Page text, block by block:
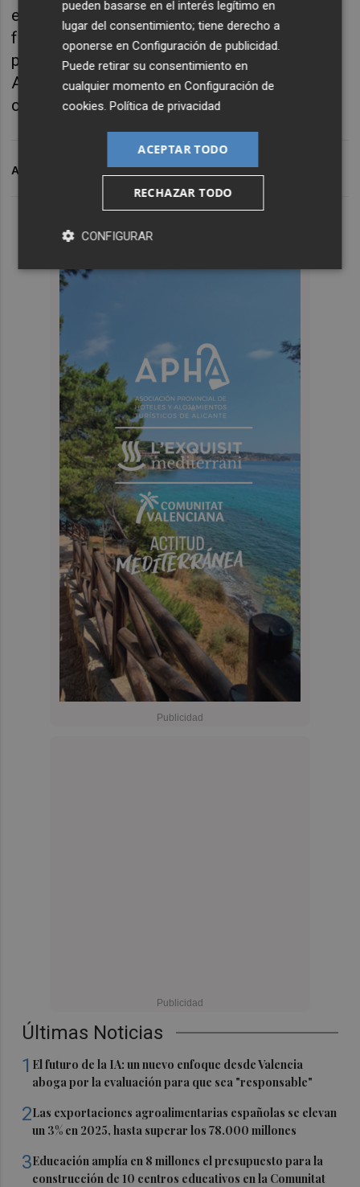
Últimas Noticias
1 El futuro de la IA: un nuevo enfoque desde Valencia
aboga por la evaluación para que sea "responsable"
2Las exportaciones agroalimentarias españolas se elevan
un 3% en 2025, hasta superar los 78.000 millones
3Educación amplía en 8 millones el presupuesto para la
construcción de 10 centros educativos en la Comunitat
empresarios y empresarias que imparten las
formaciones y mentorizaciones, cómo
participar, y el detalle de todos los
Ayuntamientos y Mancomunidades que han
colaborado.
ARCHIVADO EN TAC AJEV
pueden basarse en el interés legítimo en
lugar del consentimiento; tiene derecho a
oponerse enConfiguración de publicidad
Puede retirar su consentimiento en
cualquier momento enConfiguración de
cookies .Política de privacidad
ACEPTAR TODO
RECHAZAR TODO
CONFIGURAR